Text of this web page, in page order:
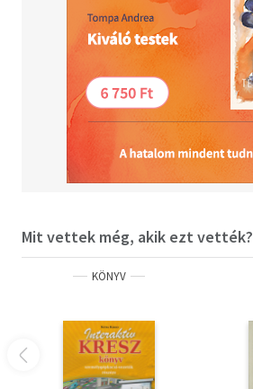
Mit vettek még, akik ezt vették?
KÖNYV